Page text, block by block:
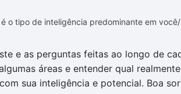
o tipo de inteligência predominante em
e as perguntas feitas ao longo de
áreas e entender qual
sua inteligência e potencial. Boa